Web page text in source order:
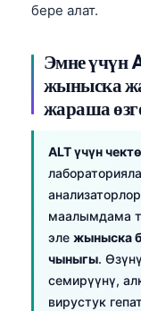
бере алат.
Эмне үчүн
жыныска
жараша
ALT үчүн
маалымдама
эле жыныска
чыныгы.
семирүүнү,
вирустук